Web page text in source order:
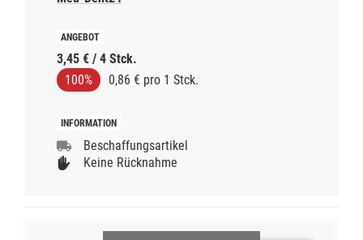
3,45 € / 4 Stck.
100%
0,86 € pro 1 Stck.
Beschaffungsartikel
Keine Rücknahme